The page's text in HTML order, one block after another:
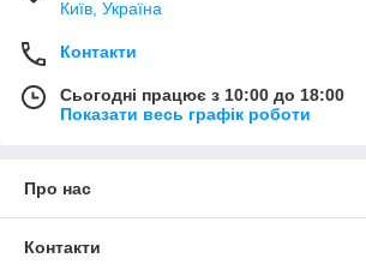
Київ, Україна
Контакти
Сьогодні працює з 10:00 до 18:00
Показати весь графік роботи
Про нас
Контакти